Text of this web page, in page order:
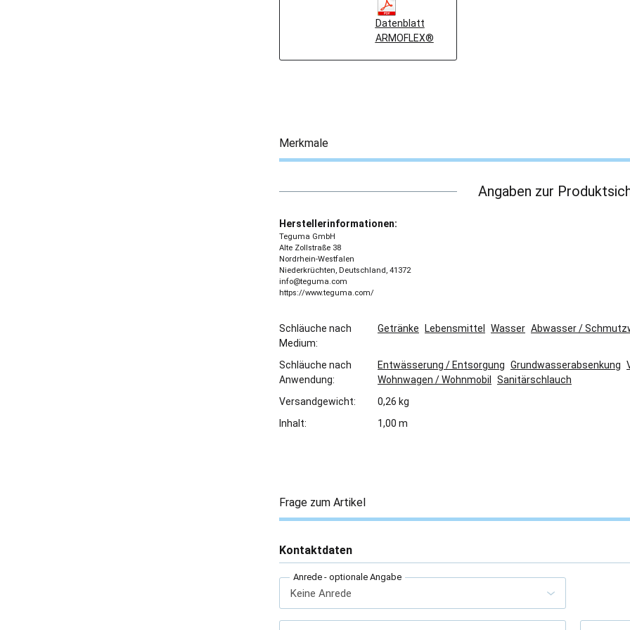
Datenblatt
ARMOFLEX®
Merkmale
Angaben zur
Herstellerinformationen:
Teguma GmbH
Alte Zollstraße 38
Nordrhein-Westfalen
Niederkrüchten, Deutschland, 41372
info@teguma.com
https://www.teguma.com/
Schläuche nach
Medium:
Getränke Lebensmittel Wasser Abwasser /
Schläuche nach
Anwendung:
Entwässerung / Entsorgung Grundwasserabsenkung
Wohnwagen / Wohnmobil
Sanitärschlauch
Versandgewicht:
0,26 kg
Inhalt:
1,00 m
Frage zum Artikel
Kontaktdaten
Anrede - optionale Angabe